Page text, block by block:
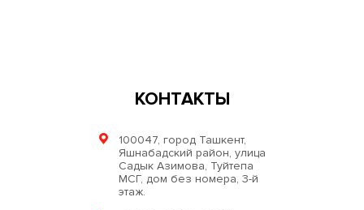
КОНТАКТЫ
100047, город Ташкент,
Яшнабадский район, улица
Садык Азимова, Туйтепа
МСГ, дом без номера, 3-й
этаж.